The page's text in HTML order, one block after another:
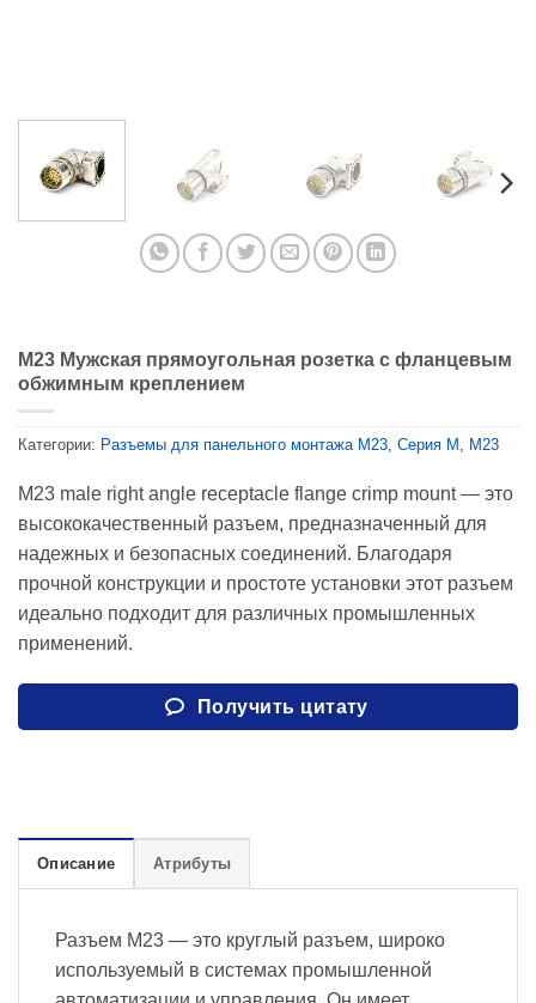
M23 Мужская прямоугольная розетка с фланцевым
обжимным креплением
Категории: Разъемы для панельного монтажа M23, Серия М , M23
M23 male right angle receptacle flange crimp mount — это
высококачественный разъем, предназначенный для
надежных и безопасных соединений. Благодаря
прочной конструкции и простоте установки этот разъем
идеально подходит для различных промышленных
применений.
Получить цитату
Описание Атрибуты
Разъем M23 — это круглый разъем, широко
используемый в системах промышленной